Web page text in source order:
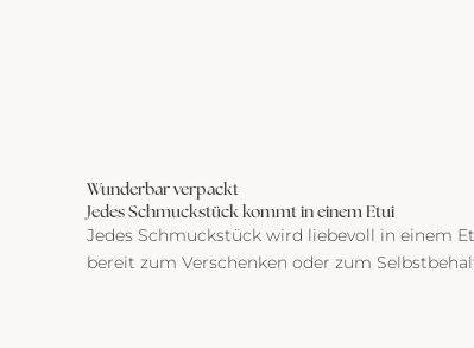
Wunderbar verpackt
Jedes Schmuckstück kommt in einem Etui
Jedes Schmuckstück wird liebevoll in einem
bereit zum Verschenken oder zum